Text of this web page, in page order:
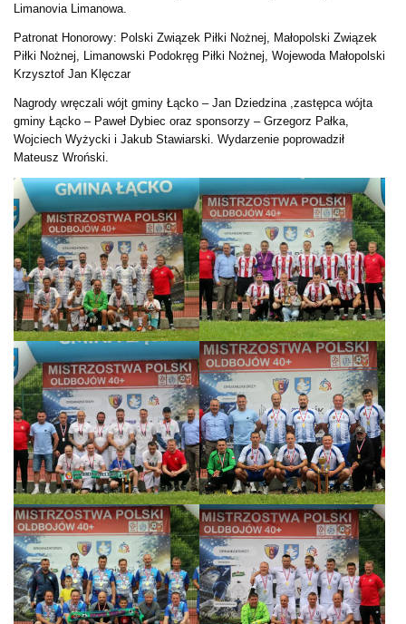
Limanovia Limanowa.
Patronat Honorowy: Polski Związek Piłki Nożnej, Małopolski Związek
Piłki Nożnej, Limanowski Podokręg Piłki Nożnej, Wojewoda Małopolski
Krzysztof Jan Klęczar
Nagrody wręczali wójt gminy Łącko – Jan Dziedzina ,zastępca wójta
gminy Łącko – Paweł Dybiec oraz sponsorzy – Grzegorz Pałka,
Wojciech Wyżycki i Jakub Stawiarski. Wydarzenie poprowadził
Mateusz Wroński.